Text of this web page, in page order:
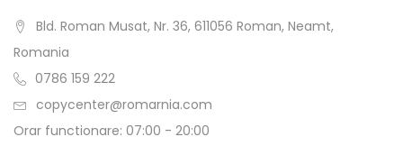
Bld. Roman Musat, Nr. 36, 611056 Roman, Neamt,
Romania
0786 159 222
copycenter@romarnia.com
Orar functionare: 07:00 - 20:00